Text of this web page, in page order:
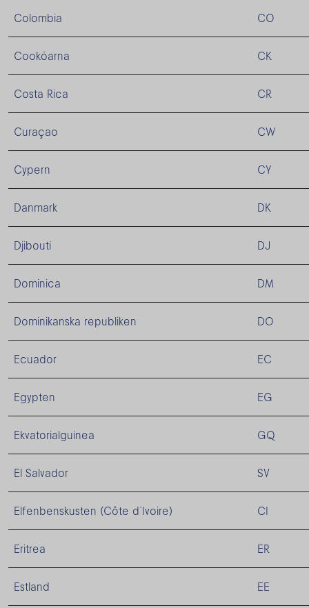
Colombia CO
Cooköarna CK
Costa Rica CR
Curaçao CW
Cypern CY
Danmark DK
Djibouti DJ
Dominica DM
Dominikanska republiken DO
Ecuador EC
Egypten EG
Ekvatorialguinea GQ
El Salvador SV
Elfenbenskusten (Côte d’Ivoire) CI
Eritrea ER
Estland EE